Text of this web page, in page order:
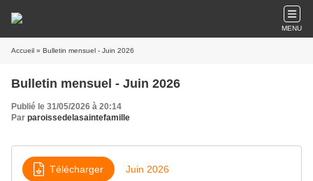
MENU
Accueil » Bulletin mensuel - Juin 2026
Bulletin mensuel - Juin 2026
Publié le 31/05/2026 à 20:14
Par paroissedelasaintefamille
Télécharger Juin 2026